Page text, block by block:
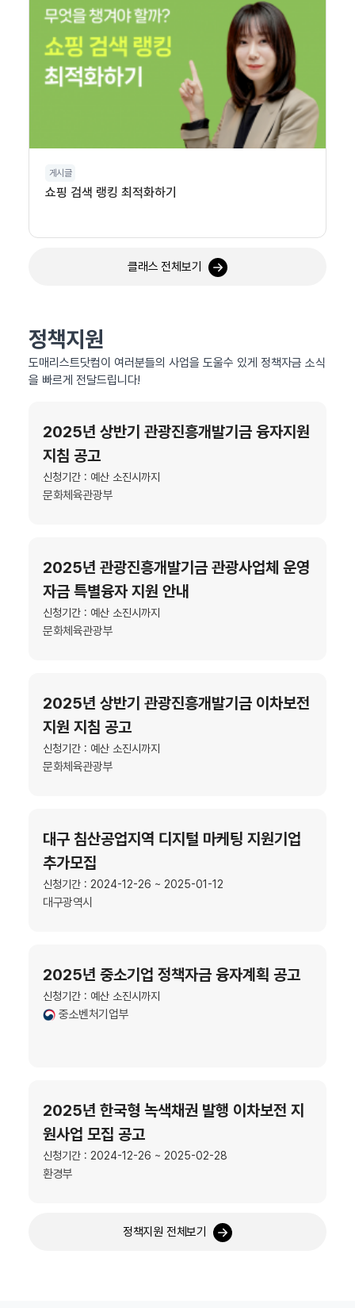
게시글
쇼핑 검색 랭킹 최적화하기
클래스 전체보기
정책지원
도매리스트닷컴이 여러분들의 사업을 도울수 있게 정책자금 소식
을 빠르게 전달드립니다!
2025년 상반기 관광진흥개발기금 융자지원
지침 공고
신청기간 : 예산 소진시까지
문화체육관광부
2025년 관광진흥개발기금 관광사업체 운영
자금 특별융자 지원 안내
신청기간 : 예산 소진시까지
문화체육관광부
2025년 상반기 관광진흥개발기금 이차보전
지원 지침 공고
신청기간 : 예산 소진시까지
문화체육관광부
대구 침산공업지역 디지털 마케팅 지원기업
추가모집
신청기간 : 2024-12-26 ~ 2025-01-12
대구광역시
2025년 중소기업 정책자금 융자계획 공고
신청기간 : 예산 소진시까지
중소벤처기업부
2025년 한국형 녹색채권 발행 이차보전 지
원사업 모집 공고
신청기간 : 2024-12-26 ~ 2025-02-28
환경부
정책지원 전체보기